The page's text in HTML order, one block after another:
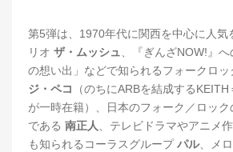
第5弾は、1970年代に関西を中心に人気
リオ ザ・ムッシュ、『ぎんざNOW!』
の想い出」などで知られるフォークロッ
ジ・ペコ
（のちにARBを結成する
が一時在籍）、日本のフォーク／ロッ
である 南正人、テレビドラマやアニメ
も知られるコーラスグループパル、メ